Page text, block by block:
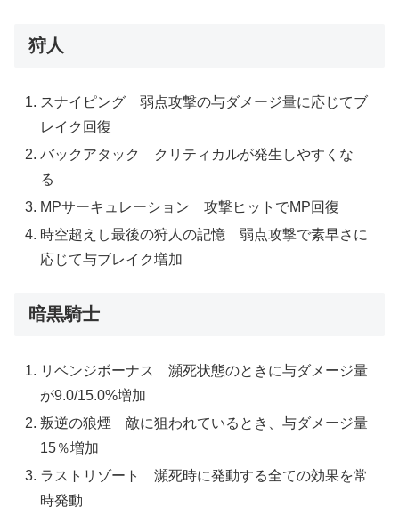
狩人
スナイピング 弱点攻撃の与ダメージ量に応じてブ
レイク回復
バックアタック クリティカルが発生しやすくな
る
MPサーキュレーション 攻撃ヒットでMP回復
時空超えし最後の狩人の記憶 弱点攻撃で素早さに
応じて与ブレイク増加
暗黒騎士
リベンジボーナス 瀕死状態のときに与ダメージ量
が9.0/15.0%増加
叛逆の狼煙 敵に狙われているとき、与ダメージ量
15％増加
ラストリゾート 瀕死時に発動する全ての効果を常
時発動